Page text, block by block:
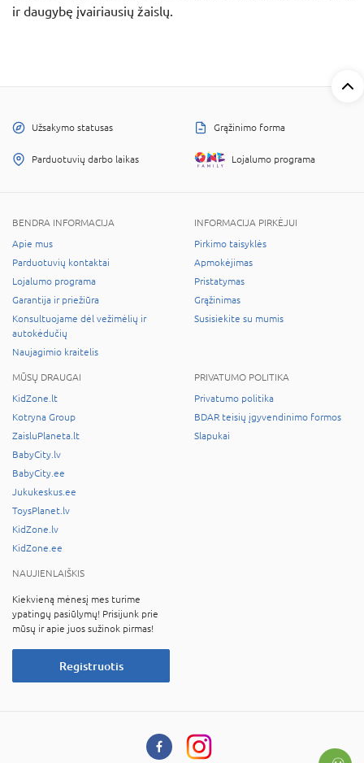
ir daugybę įvairiausių žaislų.
Užsakymo statusas Grąžinimo forma
Parduotuvių darbo laikas Lojalumo programa
BENDRA INFORMACIJA
Apie mus
Parduotuvių kontaktai
Lojalumo programa
Garantija ir priežiūra
Konsultuojame dėl vežimėlių ir
autokėdučių
Naujagimio kraitelis
INFORMACIJA PIRKĖJUI
Pirkimo taisyklės
Apmokėjimas
Pristatymas
Grąžinimas
Susisiekite su mumis
MŪSŲ DRAUGAI
KidZone.lt
Kotryna Group
ZaisluPlaneta.lt
BabyCity.lv
BabyCity.ee
Jukukeskus.ee
ToysPlanet.lv
KidZone.lv
KidZone.ee
PRIVATUMO POLITIKA
Privatumo politika
BDAR teisių įgyvendinimo formos
Slapukai
NAUJIENLAIŠKIS
Kiekvieną mėnesį mes turime
ypatingų pasiūlymų! Prisijunk prie
mūsų ir apie juos sužinok pirmas!
Registruotis